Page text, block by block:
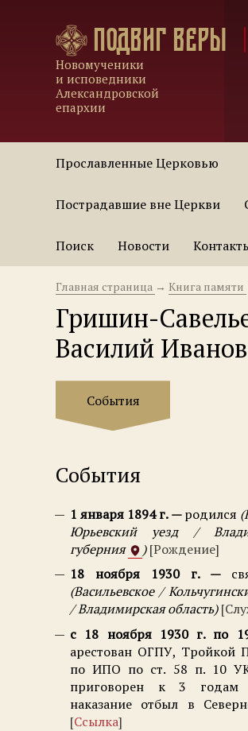
Подвиг веры
Новомученики
и исповедники
Александровской
епархии
Прославленные Церковью
Пострадавшие вне Церкви
Поиск Новости
Главная страница → Книга памяти
Гришин-
Василий
События
События
1 января 1894 г. родился
Юрьевский уезд /
губерния
Рождение
18 ноября 1930 г.
Васильевское /
/ Владимирская область
с 18 ноября 1930 г. по
арестован ОГПУ,
по ИПО по ст. 58 п. 10
приговорен к 3 годам
наказание отбыл в
Ссылка